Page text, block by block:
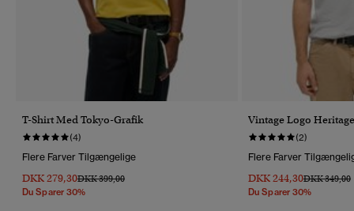
T-Shirt Med Tokyo-Grafik
(4)
Flere Farver Tilgængelige
DKK 279,30Pris Nedsat Fra
DKK 399,00Til
Du Sparer 30%
Vintage Logo
(2)
Flere Farver
DKK 244,30Pris Nedsat
DKK 349,00
Du Sparer 30%